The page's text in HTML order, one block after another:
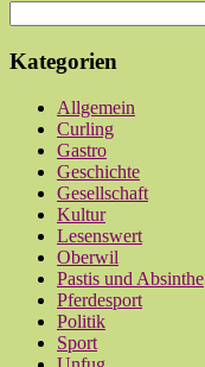
Kategorien
Allgemein
Curling
Gastro
Geschichte
Gesellschaft
Kultur
Lesenswert
Oberwil
Pastis und Absinthe
Pferdesport
Politik
Sport